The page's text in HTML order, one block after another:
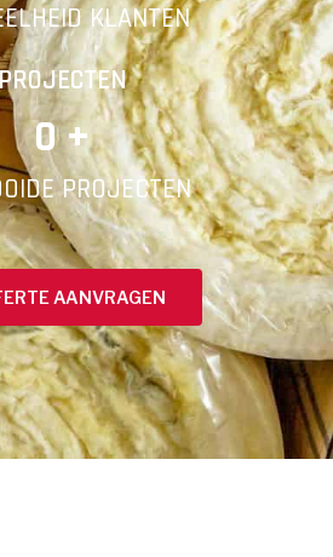
KLANTEN
0 +
PROJECTEN
AANVRAGEN